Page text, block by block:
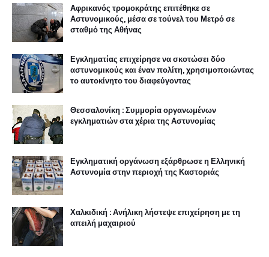
Αφρικανός τρομοκράτης επιτέθηκε σε
Αστυνομικούς, μέσα σε τούνελ του Μετρό σε
σταθμό της Αθήνας
Εγκληματίας επιχείρησε να σκοτώσει δύο
αστυνομικούς και έναν πολίτη, χρησιμοποιώντας
το αυτοκίνητο του διαφεύγοντας
Θεσσαλονίκη : Συμμορία οργανωμένων
εγκληματιών στα χέρια της Αστυνομίας
Εγκληματική οργάνωση εξάρθρωσε η Ελληνική
Αστυνομία στην περιοχή της Καστοριάς
Χαλκιδική : Ανήλικη λήστεψε επιχείρηση με τη
απειλή μαχαιριού